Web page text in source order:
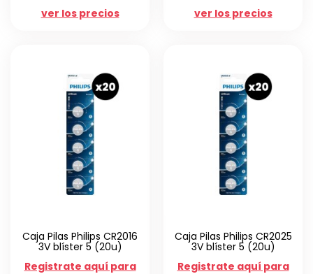
ver los precios
ver los precios
Caja Pilas Philips CR2016
3V blíster 5 (20u)
Registrate aquí para
Caja Pilas Philips CR2025
3V blíster 5 (20u)
Registrate aquí para